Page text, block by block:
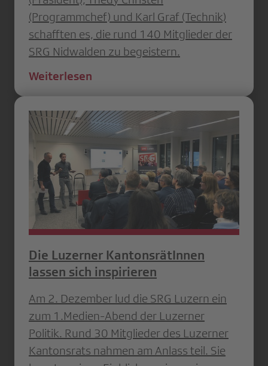
(Programmchef) und Karl Graf (Technik)
schafften es, die rund 140 Mitglieder der
SRG Nidwalden zu begeistern.
Weiterlesen
Die Luzerner KantonsrätInnen
lassen sich inspirieren
Am 2. Dezember lud die SRG Luzern ein
zum 1.Medien-Abend der Luzerner
Politik. Rund 30 Mitglieder des Luzerner
Kantonsrats nahmen am Anlass teil. Sie